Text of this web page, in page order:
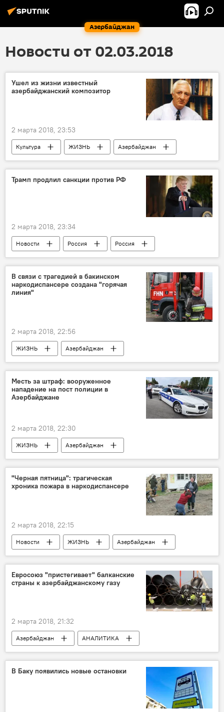
Азербайджан
Новости от 02.03.2018
Ушел из жизни известный
азербайджанский композитор
2 марта 2018, 23:53
Культура ЖИЗНЬ
Азербайджан
События и даты
Новости
Трамп продлил санкции против РФ
2 марта 2018, 23:34
Новости Россия
Россия
США
Дональд Трамп санкции
В связи с трагедией в бакинском
наркодиспансере создана "горячая
линия"
2 марта 2018, 22:56
ЖИЗНЬ
Азербайджан
Происшествия
Новости
Баку
пожар
Горячая линия
Пожар в бакинском наркодиспансере
Месть за штраф: вооруженное
нападение на пост полиции в
Азербайджане
2 марта 2018, 22:30
ЖИЗНЬ
Азербайджан
Происшествия
Новости
Сальян
дорожная полиция
вооруженное нападение
штраф
"Черная пятница": трагическая
хроника пожара в наркодиспансере
2 марта 2018, 22:15
Новости ЖИЗНЬ
Азербайджан
Происшествия
Баку
жертвы
Пожар в бакинском наркодиспансере
Евросоюз "пристегивает" балканские
страны к азербайджанскому газу
2 марта 2018, 21:32
Азербайджан
АНАЛИТИКА
Новости
Экономика
Турция
Сума Чакрабарти
ЕБРР
ЮГК
В Баку появились новые остановки